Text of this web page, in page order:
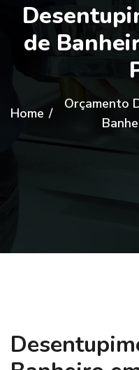
de
Home /
Orçamento